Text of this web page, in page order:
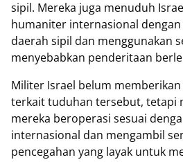
sipil. Mereka juga menuduh
humaniter internasional
daerah sipil dan menggunakan
menyebabkan penderitaan
Militer Israel belum
terkait tuduhan tersebut, tetapi
mereka beroperasi sesuai
internasional dan mengambil
pencegahan yang layak untuk